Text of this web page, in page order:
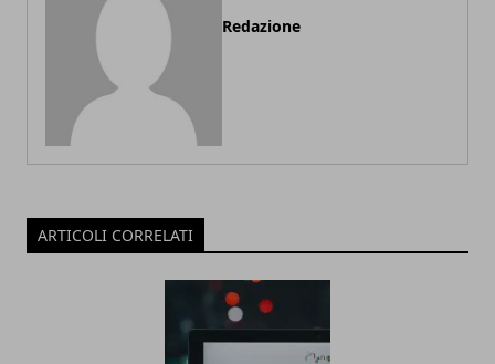
Redazione
ARTICOLI CORRELATI